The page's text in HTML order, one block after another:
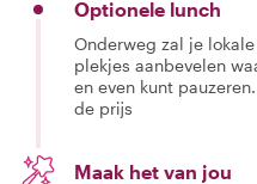
Optionele lunch
Onderweg zal je
plekjes aanbevelen
en even kunt
de prijs
Maak het van jou